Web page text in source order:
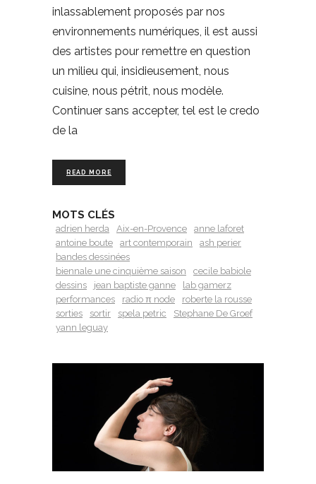
inlassablement proposés par nos
environnements numériques, il est aussi
des artistes pour remettre en question
un milieu qui, insidieusement, nous
cuisine, nous pétrit, nous modèle.
Continuer sans accepter, tel est le credo
de la
READ MORE
MOTS CLÉS
adrien herda Aix-en-Provence
anne laforet
antoine boute
art contemporain
ash perier
bandes dessinées
biennale une cinquième saison
cecile babiole
dessins
jean baptiste ganne
lab gamerz
performances
radio π node
roberte la rousse
sorties
sortir spela petric
Stephane De Groef
yann leguay